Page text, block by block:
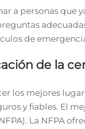
a personas que
de
de la
los mejores
y fiables. El
La NFPA